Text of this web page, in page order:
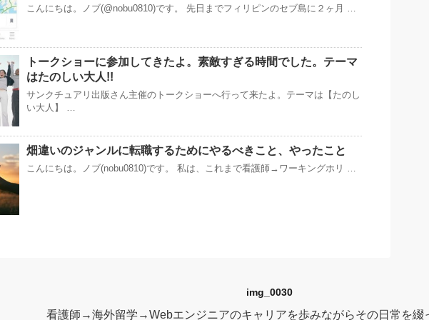
こんにちは。ノブ(@nobu0810)です。 先日までフィリピンのセブ島に２ヶ月 …
トークショーに参加してきたよ。素敵すぎる時間でした。テーマ
はたのしい大人!!
サンクチュアリ出版さん主催のトークショーへ行って来たよ。テーマは【たのし
い大人】 …
畑違いのジャンルに転職するためにやるべきこと、やったこと
こんにちは。ノブ(nobu0810)です。 私は、これまで看護師→ワーキングホリ …
img_0030
看護師→海外留学→Webエンジニアのキャリアを歩みながらその日常を綴